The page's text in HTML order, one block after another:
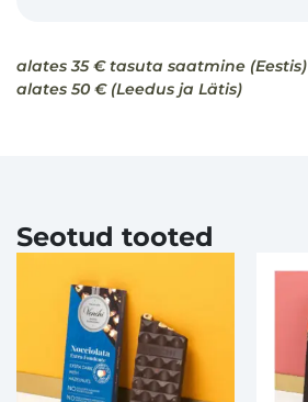
alates 35 € tasuta saatmine (Eestis)
alates 50 € (Leedus ja Lätis)
Seotud tooted